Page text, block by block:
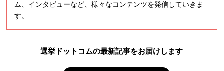
ム、インタビューなど、様々なコンテンツを発信していきま
す。
選挙ドットコムの最新記事をお届けします